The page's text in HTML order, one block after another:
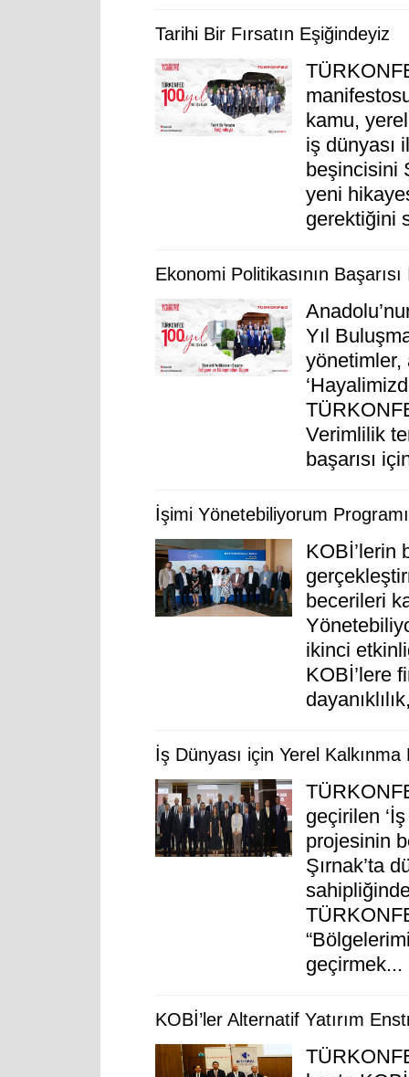
Tarihi Bir Fırsatın Eşiğindeyiz
kamu,
iş dünyası
beşincisini
yeni
gerektiğini
Ekonomi Politikasının
Yıl
yönetimler,
Verimlilik
başarısı
İşimi Yönetebiliyorum
KOBİ’lerin
becerileri
ikinci
KOBİ’lere
İş Dünyası için Yerel
geçirilen
projesinin
Şırnak’ta
geçirmek...
KOBİ’ler Alternatif Yatırım